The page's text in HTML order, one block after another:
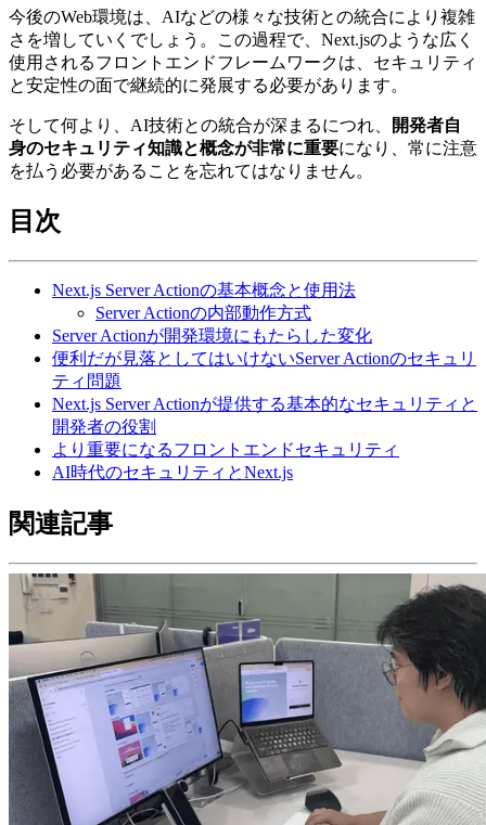
今後のWeb環境は、AIなどの様々な技術との統合により複雑
さを増していくでしょう。この過程で、Next.jsのような広く
使用されるフロントエンドフレームワークは、セキュリティ
と安定性の面で継続的に発展する必要があります。
そして何より、AI技術との統合が深まるにつれ、
開発者自
身のセキュリティ知識と概念が非常に重要になり、常に注意
を払う必要があることを忘れてはなりません。
目次
Next.js Server Actionの基本概念と使用法
Server Actionの内部動作方式
Server Actionが開発環境にもたらした変化
便利だが見落としてはいけないServer Actionのセキュリ
ティ問題
Next.js Server Actionが提供する基本的なセキュリティと
開発者の役割
より重要になるフロントエンドセキュリティ
AI時代のセキュリティとNext.js
関連記事